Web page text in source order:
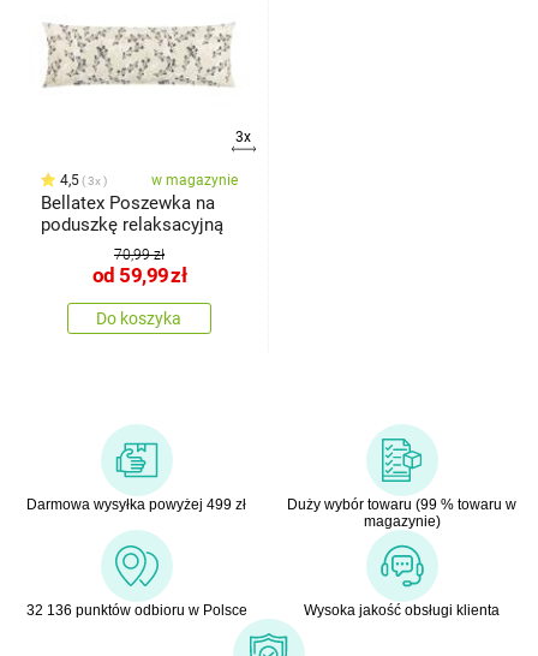
3x
4,5 3x w magazynie
Bellatex Poszewka na
poduszkę relaksacyjną
70,99 zł
od 59,99zł
Do koszyka
Darmowa wysyłka powyżej 499 zł
Duży wybór towaru (99 % towaru w
magazynie)
32 136 punktów odbioru w Polsce Wysoka jakość obsługi klienta